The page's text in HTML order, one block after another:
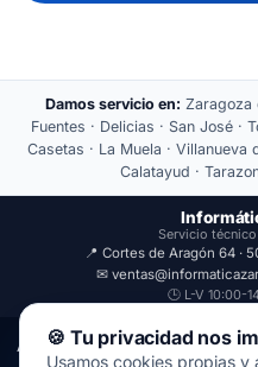
Damos servicio en: Zaragoza
Fuentes · Delicias · San José ·
Casetas · La Muela · Villanueva
Calatayud ·
Servicio
📍 Cortes de Aragón 64 ·
✉
🕒 L-V 10:00-
Aviso Legal
Política de
🍪 Tu privacidad nos
Usamos cookies propias y